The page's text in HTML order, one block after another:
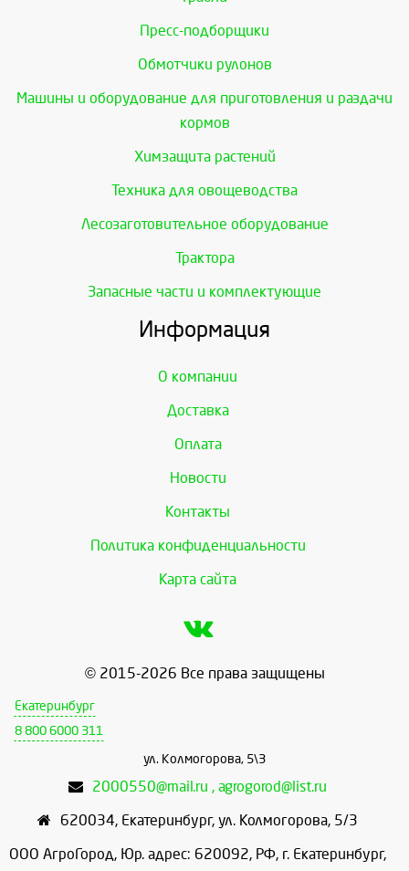
Пресс-подборщики
Обмотчики рулонов
Машины и оборудование для приготовления и раздачи
кормов
Химзащита растений
Техника для овощеводства
Лесозаготовительное оборудование
Трактора
Запасные части и комплектующие
Информация
О компании
Доставка
Оплата
Новости
Контакты
Политика конфиденциальности
Карта сайта
© 2015-2026 Все права защищены
Екатеринбург
8 800 6000 311
ул. Колмогорова, 5\3
2000550@mail.ru , agrogorod@list.ru
620034, Екатеринбург, ул. Колмогорова, 5/3
ООО АгроГород, Юр. адрес: 620092, РФ, г. Екатеринбург,